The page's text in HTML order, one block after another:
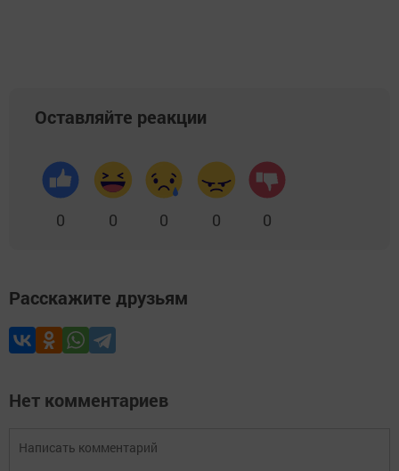
Оставляйте реакции
0 0 0 0 0
Расскажите друзьям
Нет комментариев